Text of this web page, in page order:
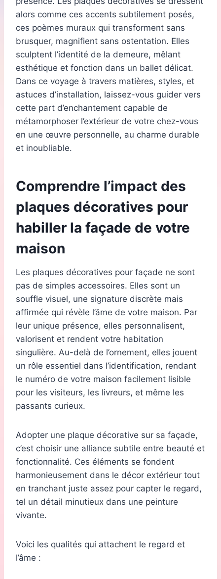
alors comme ces accents subtilement posés,
ces poèmes muraux qui transforment sans
brusquer, magnifient sans ostentation. Elles
sculptent l’identité de la demeure, mêlant
esthétique et fonction dans un ballet délicat.
Dans ce voyage à travers matières, styles, et
astuces d’installation, laissez-vous guider vers
cette part d’enchantement capable de
métamorphoser l’extérieur de votre chez-vous
en une œuvre personnelle, au charme durable
et inoubliable.
Comprendre l’impact des
plaques décoratives pour
habiller la façade de votre
maison
Les plaques décoratives pour façade ne sont
pas de simples accessoires. Elles sont un
souffle visuel, une signature discrète mais
affirmée qui révèle l’âme de votre maison. Par
leur unique présence, elles personnalisent,
valorisent et rendent votre habitation
singulière. Au-delà de l’ornement, elles jouent
un rôle essentiel dans l’identification, rendant
le numéro de votre maison facilement lisible
pour les visiteurs, les livreurs, et même les
passants curieux.
Adopter une plaque décorative sur sa façade,
c’est choisir une alliance subtile entre beauté et
fonctionnalité. Ces éléments se fondent
harmonieusement dans le décor extérieur tout
en tranchant juste assez pour capter le regard,
tel un détail minutieux dans une peinture
vivante.
Voici les qualités qui attachent le regard et
l’âme :